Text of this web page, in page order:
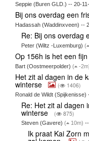
Seppie (Buren GLD.) -- 20-
Bij ons overdag een
Hadassah (Waddinxveen) --
Re: Bij ons overdag
Peter (Wiltz -Luxemburg)(
Op 156h is het een
Bart (Oostmeerpolder) ( -
Het zit al dagen in de
winterse ( 1406)
Ronald de Wildt (Spijkenisse)
Re: Het zit al dagen
winterse ( 875)
Steven (Gavere)( 10m)
Ik praat Kai Zorn